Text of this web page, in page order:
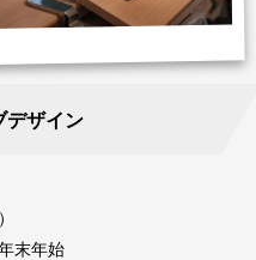
デザイン
末年始